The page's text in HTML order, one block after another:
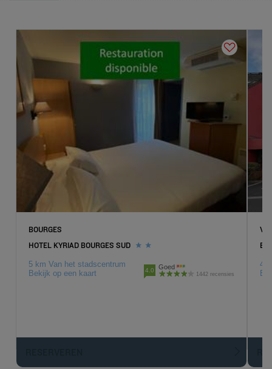
BOURGES
HOTEL KYRIAD BOURGES SUD
5 km Van het stadscentrum
Bekijk op een kaart
4.0 Goed
1442 recensies
4
Hotels in Nice
Hotels in Bordeaux